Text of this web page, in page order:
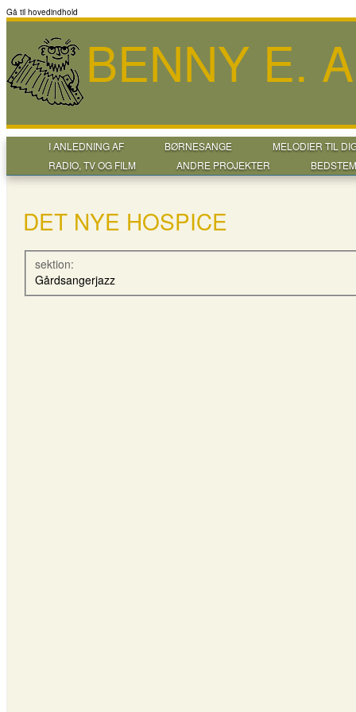
Gå til hovedindhold
BENNY E.
I ANLEDNING AF BØRNESANGE
MELODIER TIL
RADIO, TV OG FILM
ANDRE PROJEKTER
DET NYE HOSPICE
sektion:
Gårdsangerjazz